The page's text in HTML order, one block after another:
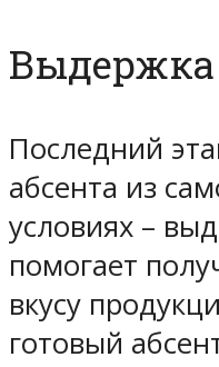
Выдержка
Последний
абсента из
условиях –
помогает
вкусу
готовый